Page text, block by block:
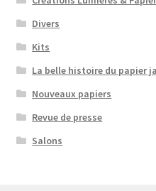
Divers
Kits
La belle histoire du papier
Nouveaux papiers
Revue de presse
Salons